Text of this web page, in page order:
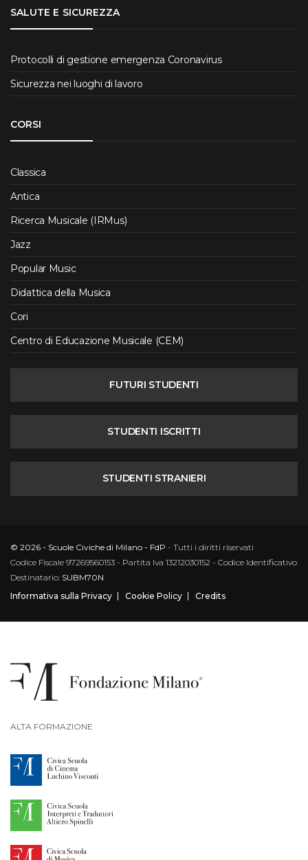
SALUTE E SICUREZZA
Protocolli di gestione emergenza Coronavirus
Sicurezza nei luoghi di lavoro
CORSI
Classica
Antica
Ricerca Musicale (IRMus)
Jazz
Popular Music
Didattica della Musica
Cori
Centro di Educazione Musicale (CEM)
FUTURI STUDENTI
STUDENTI ISCRITTI
STUDENTI STRANIERI
© 2026 - Scuole Civiche di Milano - FdP - Tutti i diritti riservati
Codice Fiscale 97269560153 - Partita Iva 13212030152 - Codice Identificativo
Destinatario: SUBM70N
Informativa sulla Privacy
Cookie Policy Credits
ALTA FORMAZIONE